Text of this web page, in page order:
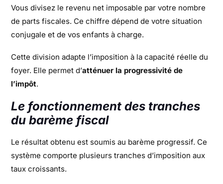
Vous divisez le revenu net imposable par votre nombre
de parts fiscales. Ce chiffre dépend de votre situation
conjugale et de vos enfants à charge.
Cette division adapte l’imposition à la capacité réelle du
foyer. Elle permet d’atténuer la progressivité de
l’impôt.
Le fonctionnement des tranches
du barème fiscal
Le résultat obtenu est soumis au barème progressif. Ce
système comporte plusieurs tranches d’imposition aux
taux croissants.